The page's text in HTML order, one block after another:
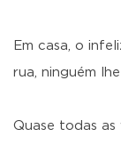
Em casa, o
rua, ninguém
Quase todas as